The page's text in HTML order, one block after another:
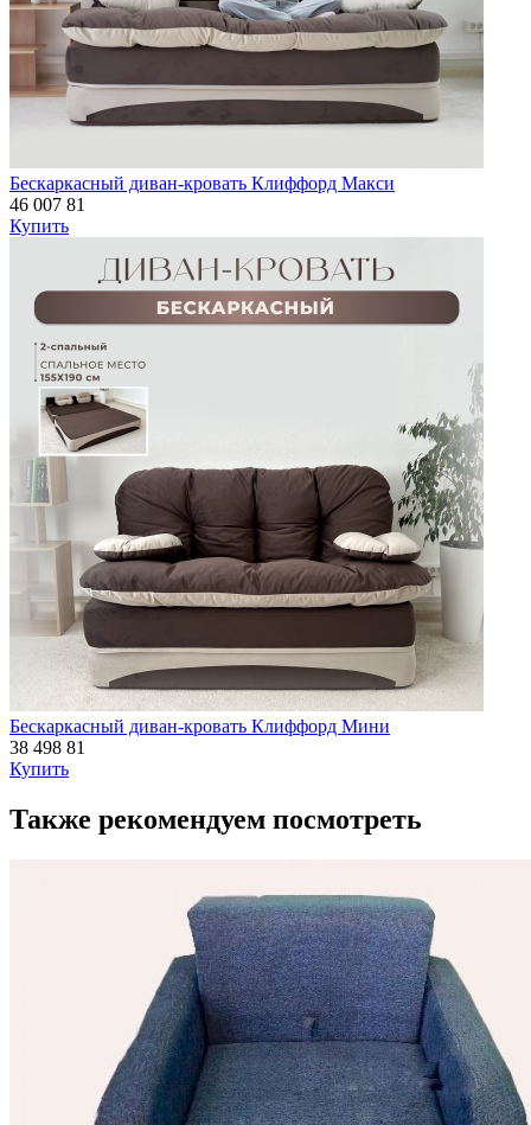
Бескаркасный диван-кровать Клиффорд Макси
46 007 81
Купить
Бескаркасный диван-кровать Клиффорд Мини
38 498 81
Купить
Также рекомендуем посмотреть